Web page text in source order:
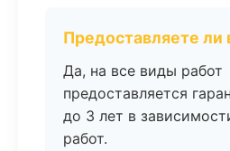
Предоставляете ли
Да, на все виды работ
предоставляется
до 3 лет в
работ.